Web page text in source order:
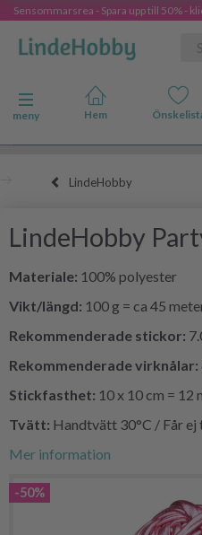
Sensommarsrea - Spara upp till 50% -
Ändra navigering
meny
LindeHobby
LindeHobby
Materiale: 100% polyester
Vikt/längd: 100 g = ca 45
Rekommenderade stickor:
Rekommenderade virknålar:
Stickfasthet: 10 x 10 cm = 12
Tvätt: Handtvätt 30°C / Får
Mer information
-50%